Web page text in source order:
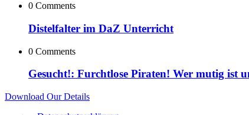
0 Comments
Distelfalter im DaZ Unterricht
0 Comments
Gesucht!: Furchtlose Piraten! Wer mutig ist
Download Our Details